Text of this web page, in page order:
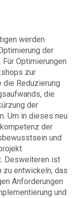
werden
der
Optimierungen
zur
Reduzierung
die
der
Um in dieses neu
der
und
Desweiteren ist
entwickeln, das
Anforderungen
und